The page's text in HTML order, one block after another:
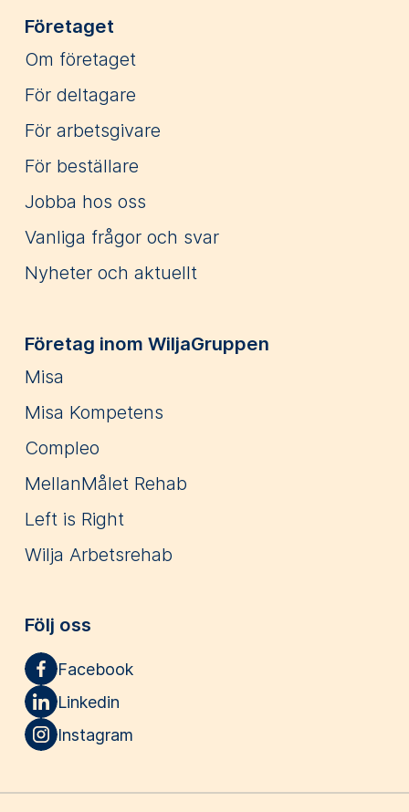
Företaget
Om företaget
För deltagare
För arbetsgivare
För beställare
Jobba hos oss
Vanliga frågor och svar
Nyheter och aktuellt
Företag inom WiljaGruppen
Misa
Misa Kompetens
Compleo
MellanMålet Rehab
Left is Right
Wilja Arbetsrehab
Följ oss
Facebook
Linkedin
Instagram